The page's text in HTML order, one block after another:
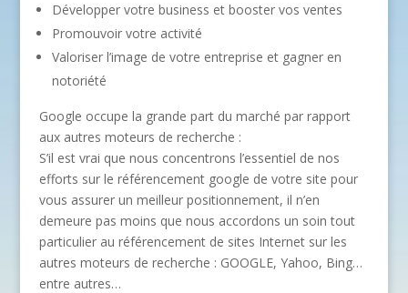
Développer votre business et booster vos ventes
Promouvoir votre activité
Valoriser l’image de votre entreprise et gagner en
notoriété
Google occupe la grande part du marché par rapport
aux autres moteurs de recherche :
S’il est vrai que nous concentrons l’essentiel de nos
efforts sur le référencement google de votre site pour
vous assurer un meilleur positionnement, il n’en
demeure pas moins que nous accordons un soin tout
particulier au référencement de sites Internet sur les
autres moteurs de recherche : GOOGLE, Yahoo, Bing…
entre autres…